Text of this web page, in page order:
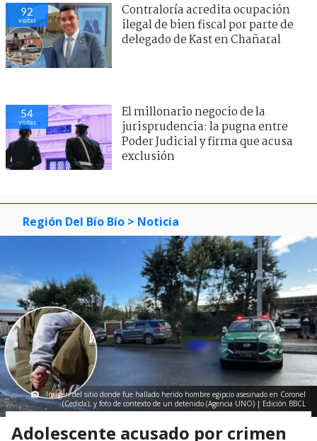
92
visitas
Contraloría acredita ocupación
ilegal de bien fiscal por parte de
delegado de Kast en Chañaral
54
visitas
El millonario negocio de la
jurisprudencia: la pugna entre
Poder Judicial y firma que acusa
exclusión
Región Del Bío Bío > Noticia
Imagen del sitio donde fue hallado herido hombre egipcio asesinado en Coronel
(Cedida); y foto de contexto de un detenido (Agencia UNO) | Edición BBCL
Adolescente acusado por crimen